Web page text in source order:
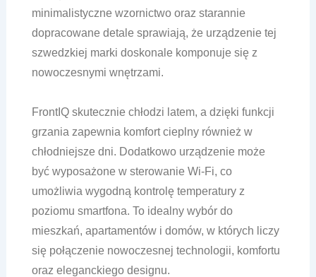
minimalistyczne wzornictwo oraz starannie
dopracowane detale sprawiają, że urządzenie tej
szwedzkiej marki doskonale komponuje się z
nowoczesnymi wnętrzami.
FrontIQ skutecznie chłodzi latem, a dzięki funkcji
grzania zapewnia komfort cieplny również w
chłodniejsze dni. Dodatkowo urządzenie może
być wyposażone w sterowanie Wi-Fi, co
umożliwia wygodną kontrolę temperatury z
poziomu smartfona. To idealny wybór do
mieszkań, apartamentów i domów, w których liczy
się połączenie nowoczesnej technologii, komfortu
oraz eleganckiego designu.